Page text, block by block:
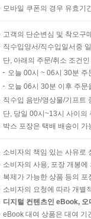
모바일 쿠폰의 경우 유효기
고객의 단순변심 및 착오구
직수입양서/직수입일서중
단, 아래의 주문/취소 조건
오늘 00시 ~ 06시 30분
오늘 06시 30분 이후 주
직수입 음반/영상물/기프트
단, 당일 00시~13시 사이의
박스 포장은 택배 배송이
소비자의 책임 있는 사유로
소비자의 사용, 포장 개봉
복제가 가능한 상품 등의
소비자의 요청에 따라 개별
디지털 컨텐츠인 eBook,
eBook 대여 상품은 대여 기